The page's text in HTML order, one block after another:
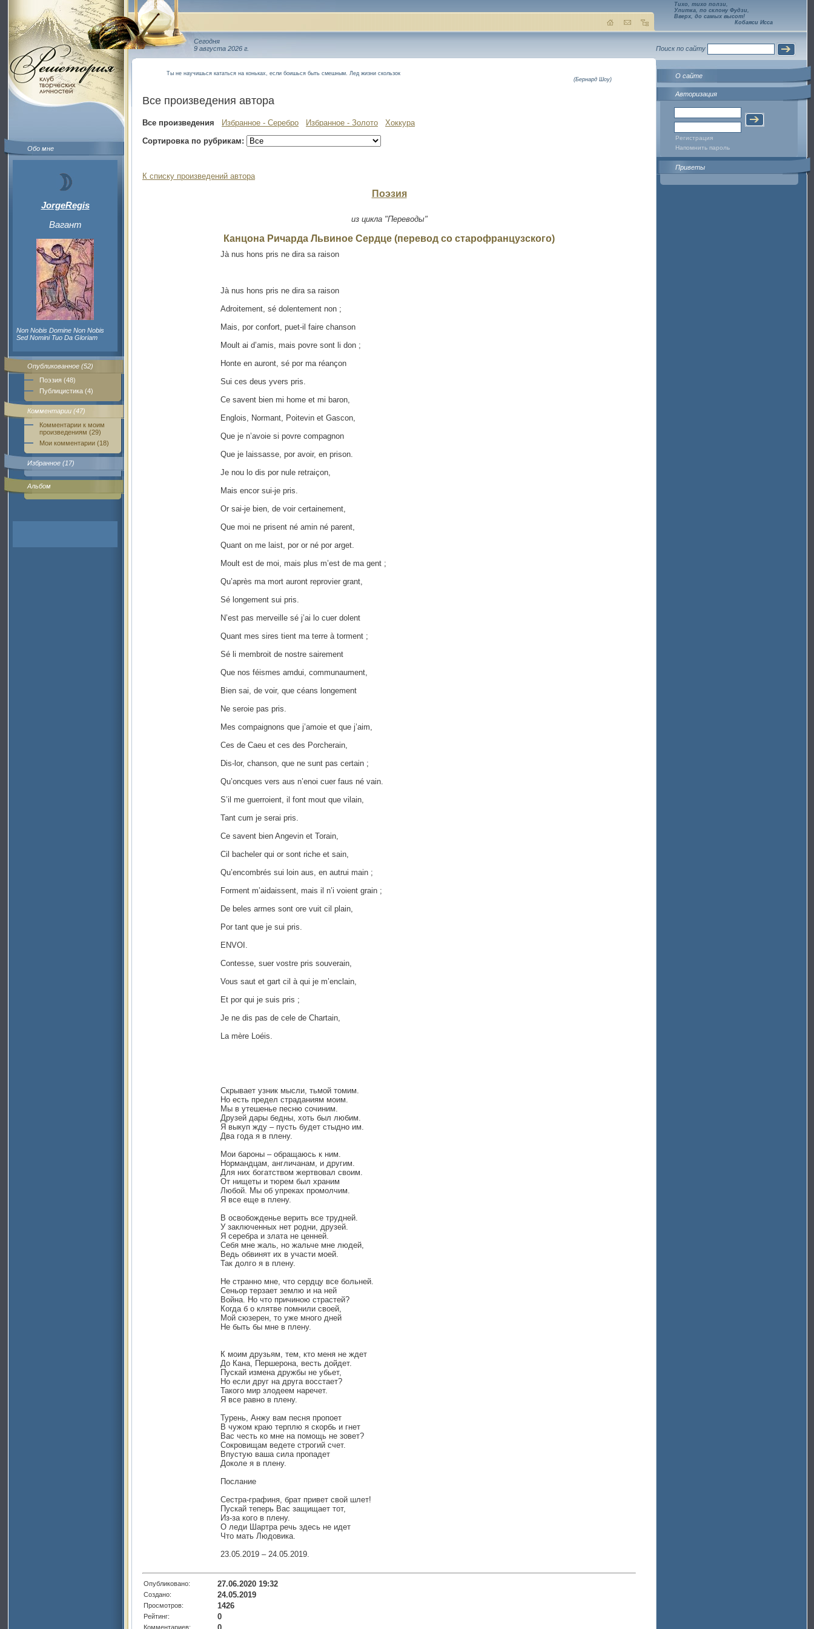
Обо мне
JorgeRegis
Вагант
Non Nobis Domine Non Nobis
Sed Nomini Tuo Da Gloriam
Опубликованное (52)
Поэзия (48)
Публицистика (4)
Комментарии (47)
Комментарии к моим
произведениям (29)
Мои комментарии (18)
Избранное (17)
Альбом
Сегодня
9 августа 2026 г.
Ты не научишься кататься на коньках, если боишься быть смешным. Лед жизни скользок
(Бернард Шоу)
Все произведения автора
Все произведения Избранное - Серебро Избранное - Золото
Хоккура
Сортировка по рубрикам:
К списку произведений автора
Поэзия
из цикла "Переводы"
Канцона Ричарда Львиное Сердце (перевод со старофранцузского)
Jà nus hons pris ne dira sa raison
Jà nus hons pris ne dira sa raison
Adroitement, sé dolentement non ;
Mais, por confort, puet-il faire chanson
Moult ai d’amis, mais povre sont li don ;
Honte en auront, sé por ma réançon
Sui ces deus yvers pris.
Ce savent bien mi home et mi baron,
Englois, Normant, Poitevin et Gascon,
Que je n’avoie si povre compagnon
Que je laissasse, por avoir, en prison.
Je nou lo dis por nule retraiçon,
Mais encor sui-je pris.
Or sai-je bien, de voir certainement,
Que moi ne prisent né amin né parent,
Quant on me laist, por or né por arget.
Moult est de moi, mais plus m’est de ma gent ;
Qu’après ma mort auront reprovier grant,
Sé longement sui pris.
N’est pas merveille sé j’ai lo cuer dolent
Quant mes sires tient ma terre à torment ;
Sé li membroit de nostre sairement
Que nos féismes amdui, communaument,
Bien sai, de voir, que céans longement
Ne seroie pas pris.
Mes compaignons que j’amoie et que j’aim,
Ces de Caeu et ces des Porcherain,
Dis-lor, chanson, que ne sunt pas certain ;
Qu’oncques vers aus n’enoi cuer faus né vain.
S’il me guerroient, il font mout que vilain,
Tant cum je serai pris.
Ce savent bien Angevin et Torain,
Cil bacheler qui or sont riche et sain,
Qu’encombrés sui loin aus, en autrui main ;
Forment m’aidaissent, mais il n’i voient grain ;
De beles armes sont ore vuit cil plain,
Por tant que je sui pris.
ENVOI.
Contesse, suer vostre pris souverain,
Vous saut et gart cil à qui je m’enclain,
Et por qui je suis pris ;
Je ne dis pas de cele de Chartain,
La mère Loéis.
Скрывает узник мысли, тьмой томим.
Но есть предел страданиям моим.
Мы в утешенье песню сочиним.
Друзей дары бедны, хоть был любим.
Я выкуп жду – пусть будет стыдно им.
Два года я в плену.
Мои бароны – обращаюсь к ним.
Нормандцам, англичанам, и другим.
Для них богатством жертвовал своим.
От нищеты и тюрем был храним
Любой. Мы об упреках промолчим.
Я все еще в плену.
В освобожденье верить все трудней.
У заключенных нет родни, друзей.
Я серебра и злата не ценней.
Себя мне жаль, но жальче мне людей,
Ведь обвинят их в участи моей.
Так долго я в плену.
Не странно мне, что сердцу все больней.
Сеньор терзает землю и на ней
Война. Но что причиною страстей?
Когда б о клятве помнили своей,
Мой сюзерен, то уже много дней
Не быть бы мне в плену.
К моим друзьям, тем, кто меня не ждет
До Кана, Першерона, весть дойдет.
Пускай измена дружбы не убьет,
Но если друг на друга восстает?
Такого мир злодеем наречет.
Я все равно в плену.
Турень, Анжу вам песня пропоет
В чужом краю терплю я скорбь и гнет
Вас честь ко мне на помощь не зовет?
Сокровищам ведете строгий счет.
Впустую ваша сила пропадет
Доколе я в плену.
Послание
Сестра-графиня, брат привет свой шлет!
Пускай теперь Вас защищает тот,
Из-за кого в плену.
О леди Шартра речь здесь не идет
Что мать Людовика.
23.05.2019 – 24.05.2019.
Опубликовано: 27.06.2020 19:32
Создано: 24.05.2019
Просмотров: 1426
Рейтинг: 0
Комментариев: 0
Тихо, тихо ползи,
Улитка, по склону Фудзи,
Вверх, до самых высот!
Кобаяси Исса
Поиск по сайту
О сайте
Авторизация
Регистрация
Напомнить пароль
Приветы